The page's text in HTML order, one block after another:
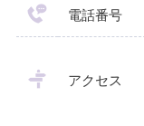
電話番号
アクセス